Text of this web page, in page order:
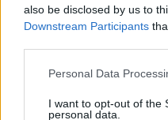
also be disclosed by us to
Downstream Participants
Please note that this
not limited to your visit or
Personal Data
I want to opt-out of the
personal data.